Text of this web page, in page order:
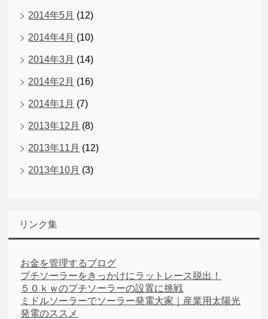
2014年5月 (12)
2014年4月 (10)
2014年3月 (14)
2014年2月 (16)
2014年1月 (7)
2013年12月 (8)
2013年11月 (12)
2013年10月 (3)
リンク集
お金を管理するブログ
プチソーラーをきっかけにラットレース脱出！
５０ｋｗのプチソーラーの設置に挑戦
ミドルソーラーでソーラー発電大家｜産業用太陽光
発電のススメ